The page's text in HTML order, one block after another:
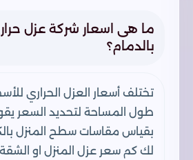
ما هى اسعار شركة عزل
بالدمام؟
تختلف أسعار العزل الحراري
طول المساحة لتحديد السعر
بقياس مقاسات سطح المنزل
لك كم سعر عزل المنزل او الشقة